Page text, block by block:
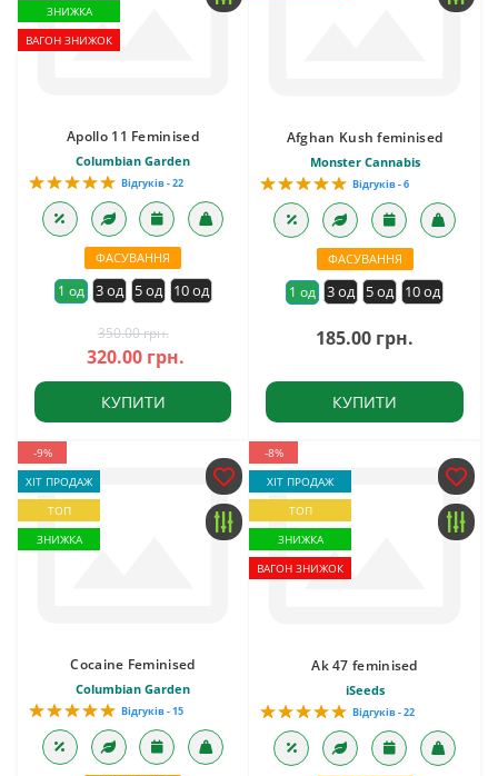
ЗНИЖКА
ВАГОН ЗНИЖОК
Apollo 11 Feminised
Columbian Garden
Відгуків - 22
ФАСУВАННЯ
1 од 3 од 5 од 10 од
350.00 грн.
320.00 грн.
КУПИТИ
Afghan Kush feminised
Monster Cannabis
Відгуків - 6
ФАСУВАННЯ
1 од 3 од 5 од 10 од
185.00 грн.
КУПИТИ
-9%
ХІТ ПРОДАЖ
ТОП
ЗНИЖКА
Cocaine Feminised
Columbian Garden
Відгуків - 15
-8%
ХІТ ПРОДАЖ
ТОП
ЗНИЖКА
ВАГОН ЗНИЖОК
Ak 47 feminised
iSeeds
Відгуків - 22